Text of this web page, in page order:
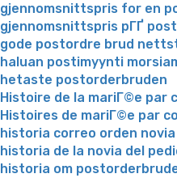
gjennomsnittspris for en
gjennomsnittspris pГҐ
gode postordre brud
haluan postimyynti
hetaste postorderbruden
Histoire de la mariГ©e par
Histoires de mariГ©e par
historia correo orden novia
historia de la novia del
historia om